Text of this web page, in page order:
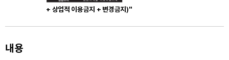
+ 상업적 이용금지 + 변경금지)"
내용